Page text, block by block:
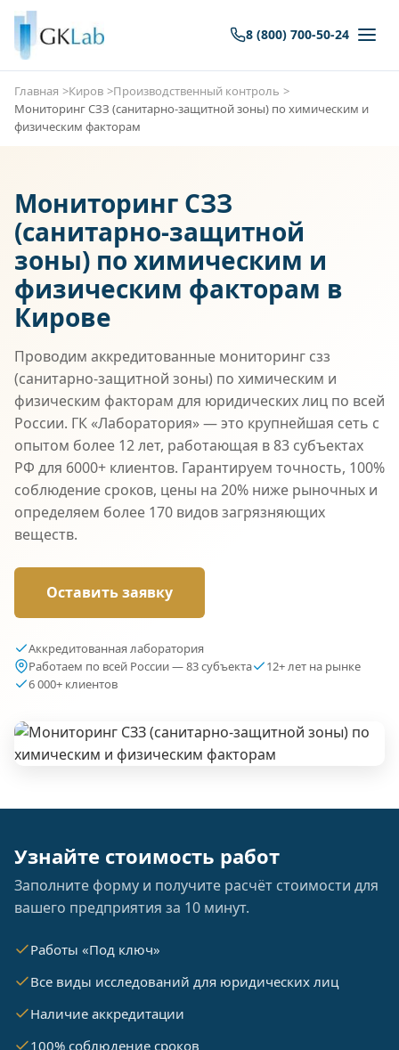
8 (800) 700-50-24
Главная Киров
Производственный контроль
Мониторинг СЗЗ (санитарно-защитной зоны) по химическим и
физическим факторам
Мониторинг СЗЗ
(санитарно-защитной
зоны) по химическим и
физическим факторам в
Кирове
Проводим аккредитованные мониторинг сзз
(санитарно-защитной зоны) по химическим и
физическим факторам для юридических лиц по всей
России. ГК «Лаборатория» — это крупнейшая сеть с
опытом более 12 лет, работающая в 83 субъектах
РФ для 6000+ клиентов. Гарантируем точность, 100%
соблюдение сроков, цены на 20% ниже рыночных и
определяем более 170 видов загрязняющих
веществ.
Оставить заявку
Аккредитованная лаборатория
Работаем по всей России — 83 субъекта
12+ лет на рынке
6 000+ клиентов
Узнайте стоимость работ
Заполните форму и получите расчёт стоимости для
вашего предприятия за 10 минут.
Работы «Под ключ»
Все виды исследований для юридических лиц
Наличие аккредитации
100% соблюдение сроков